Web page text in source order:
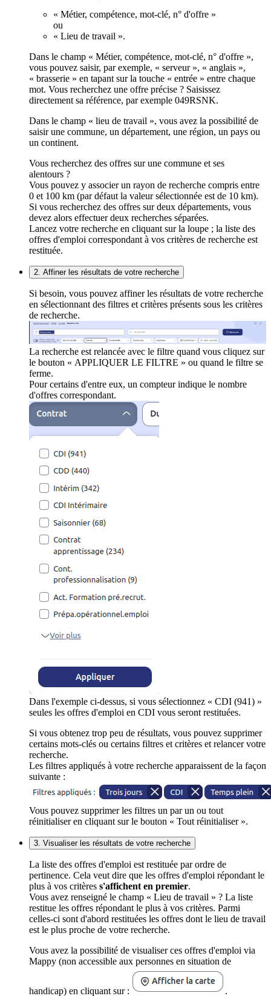
« Métier, compétence, mot-clé, n° d'offre »
ou
« Lieu de travail ».
Dans le champ « Métier, compétence, mot-clé, n° d'offre »,
vous pouvez saisir, par exemple, « serveur », « anglais »,
« brasserie » en tapant sur la touche « entrée » entre chaque
mot. Vous recherchez une offre précise ? Saisissez
directement sa référence, par exemple 049RSNK.
Dans le champ « lieu de travail », vous avez la possibilité de
saisir une commune, un département, une région, un pays ou
un continent.
Vous recherchez des offres sur une commune et ses
alentours ?
Vous pouvez y associer un rayon de recherche compris entre
0 et 100 km (par défaut la valeur sélectionnée est de 10 km).
Si vous recherchez des offres sur deux départements, vous
devez alors effectuer deux recherches séparées.
Lancez votre recherche en cliquant sur la loupe ; la liste des
offres d'emploi correspondant à vos critères de recherche est
restituée.
2. Affiner les résultats de votre recherche
Si besoin, vous pouvez affiner les résultats de votre recherche
en sélectionnant des filtres et critères présents sous les critères
de recherche.
La recherche est relancée avec le filtre quand vous cliquez sur
le bouton « APPLIQUER LE FILTRE » ou quand le filtre se
ferme.
Pour certains d'entre eux, un compteur indique le nombre
d'offres correspondant.
Dans l'exemple ci-dessus, si vous sélectionnez « CDI (941) »
seules les offres d'emploi en CDI vous seront restituées.
Si vous obtenez trop peu de résultats, vous pouvez supprimer
certains mots-clés ou certains filtres et critères et relancer votre
recherche.
Les filtres appliqués à votre recherche apparaissent de la façon
suivante :
Vous pouvez supprimer les filtres un par un ou tout
réinitialiser en cliquant sur le bouton « Tout réinitialiser ».
3. Visualiser les résultats de votre recherche
La liste des offres d'emploi est restituée par ordre de
pertinence. Cela veut dire que les offres d'emploi répondant le
plus à vos critères s'affichent en premier.
Vous avez renseigné le champ « Lieu de travail » ? La liste
restitue les offres répondant le plus à vos critères. Parmi
celles-ci sont d'abord restituées les offres dont le lieu de travail
est le plus proche de votre recherche.
Vous avez la possibilité de visualiser ces offres d'emploi via
Mappy (non accessible aux personnes en situation de
handicap) en cliquant sur : .